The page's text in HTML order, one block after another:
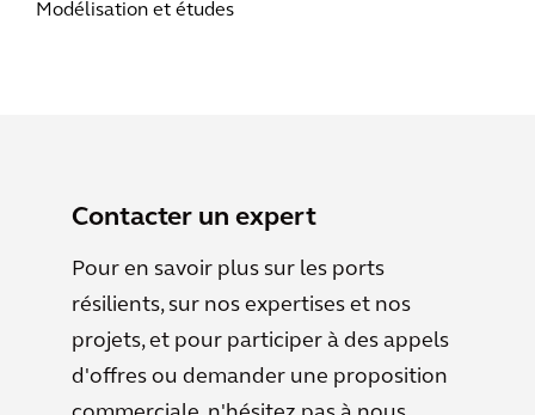
Modélisation et études
Contacter un expert
Pour en savoir plus sur les ports
résilients, sur nos expertises et nos
projets, et pour participer à des appels
d'offres ou demander une proposition